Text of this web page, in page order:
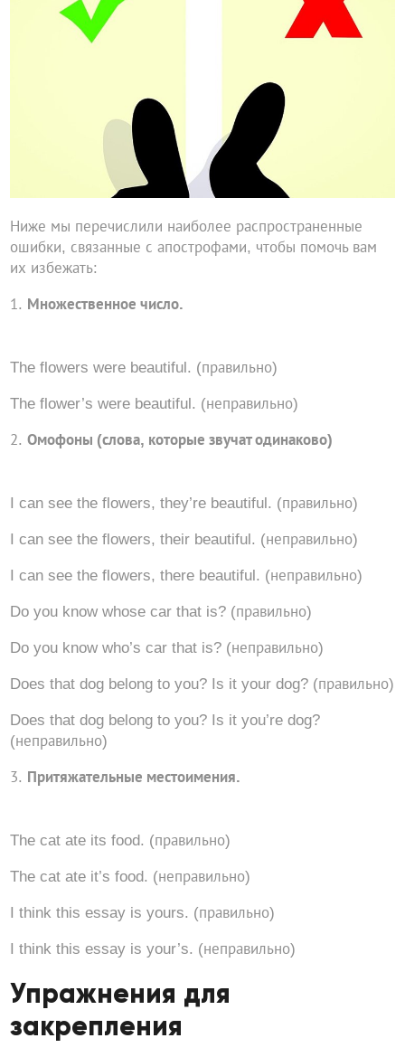
Ниже мы перечислили наиболее распространенные
ошибки, связанные с апострофами, чтобы помочь вам
их избежать:
Множественное число.
The flowers were beautiful. (правильно)
The flower’s were beautiful. (неправильно)
Омофоны (слова, которые звучат одинаково)
I can see the flowers, they’re beautiful. (правильно)
I can see the flowers, their beautiful. (неправильно)
I can see the flowers, there beautiful. (неправильно)
Do you know whose car that is? (правильно)
Do you know who’s car that is? (неправильно)
Does that dog belong to you? Is it your dog? (правильно)
Does that dog belong to you? Is it you’re dog?
(неправильно)
Притяжательные местоимения.
The cat ate its food. (правильно)
The cat ate it’s food. (неправильно)
I think this essay is yours. (правильно)
I think this essay is your’s. (неправильно)
Упражнения для
закрепления